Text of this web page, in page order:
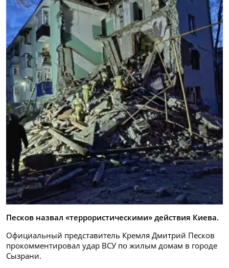
Песков назвал «террористическими» действия Киева.
Официальный представитель Кремля Дмитрий Песков
прокомментировал удар ВСУ по жилым домам в городе
Сызрани.